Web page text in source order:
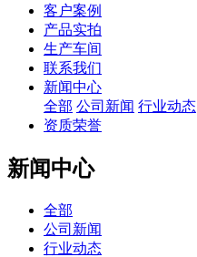
客户案例
产品实拍
生产车间
联系我们
新闻中心
全部 公司新闻 行业动态
资质荣誉
新闻中心
全部
公司新闻
行业动态